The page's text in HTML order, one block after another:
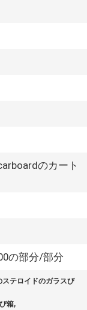
のカート
の部分/部分
テロイドのガラスび
箱,